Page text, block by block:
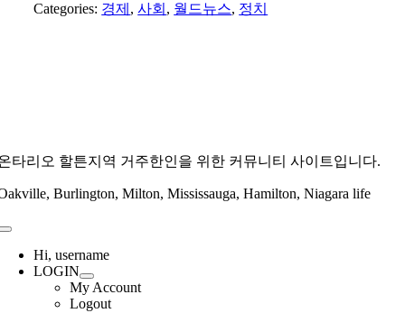
Categories: 경제 ,사회 , 월드뉴스, 정치
타리오 할튼지역 거주한인을 위한 커뮤니티 사이트입니다.
Burlington, Milton, Mississauga, Hamilton, Niagara life
Toggle
NavigationHi, username
LOGIN
My Account
Logout